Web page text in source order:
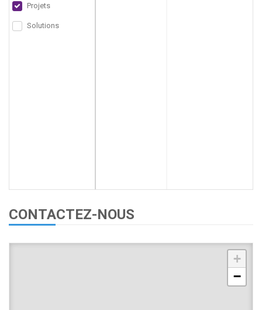
Projets
Solutions
CONTACTEZ-NOUS
+
−